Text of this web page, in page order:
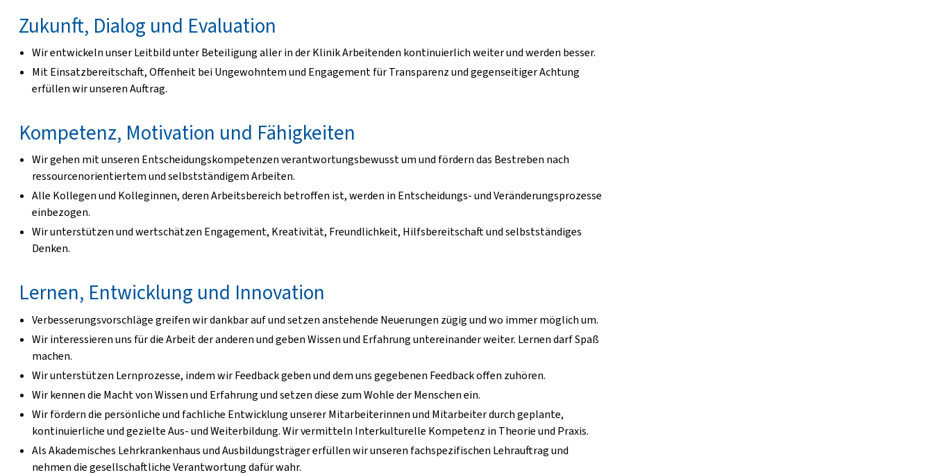
Zukunft, Dialog und Evaluation
Wir entwickeln unser Leitbild unter Beteiligung aller in der Klinik Arbeitenden kontinuierlich weiter und werden besser.
Mit Einsatzbereitschaft, Offenheit bei Ungewohntem und Engagement für Transparenz und gegenseitiger Achtung
erfüllen wir unseren Auftrag.
Kompetenz, Motivation und Fähigkeiten
Wir gehen mit unseren Entscheidungskompetenzen verantwortungsbewusst um und fördern das Bestreben nach
ressourcenorientiertem und selbstständigem Arbeiten.
Alle Kollegen und Kolleginnen, deren Arbeitsbereich betroffen ist, werden in Entscheidungs- und Veränderungsprozesse
einbezogen.
Wir unterstützen und wertschätzen Engagement, Kreativität, Freundlichkeit, Hilfsbereitschaft und selbstständiges
Denken.
Lernen, Entwicklung und Innovation
Verbesserungsvorschläge greifen wir dankbar auf und setzen anstehende Neuerungen zügig und wo immer möglich um.
Wir interessieren uns für die Arbeit der anderen und geben Wissen und Erfahrung untereinander weiter. Lernen darf Spaß
machen.
Wir unterstützen Lernprozesse, indem wir Feedback geben und dem uns gegebenen Feedback offen zuhören.
Wir kennen die Macht von Wissen und Erfahrung und setzen diese zum Wohle der Menschen ein.
Wir fördern die persönliche und fachliche Entwicklung unserer Mitarbeiterinnen und Mitarbeiter durch geplante,
kontinuierliche und gezielte Aus- und Weiterbildung. Wir vermitteln Interkulturelle Kompetenz in Theorie und Praxis.
Als Akademisches Lehrkrankenhaus und Ausbildungsträger erfüllen wir unseren fachspezifischen Lehrauftrag und
nehmen die gesellschaftliche Verantwortung dafür wahr.